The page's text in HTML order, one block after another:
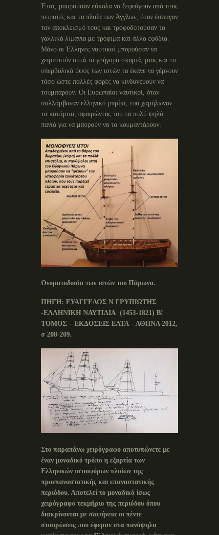
Έτσι, μπορούσαν εύκολα να ξεφεύγουν από τους
πειρατές και τα πλοία των Άγγλων, όταν έσπαγαν
τον αποκλεισμό τους και τροφοδοτούσαν τα
γαλλικά λιμάνια με τρόφιμα και άλλα εφόδια.
Μόνο οι Έλληνες ναυτικοί μπορούσαν να
χειριστούν αυτά τα γρήγορα σκαριά, μιας και το
υπερβολικό ύψος των ιστών τα έκανε να γέρνουν
τόσο ώστε πολλές φορές να κινδυνεύουν να
τουμπάρουν. Οι Ευρωπαίοι ναυτικοί, όταν
συλλάμβαναν ελληνικό μπρίκι, του χαμήλωναν
τα κατάρτια, αφαιρώντας του τα πολύ ψηλά
πανιά για να μπορούν να το κουμαντάρουν.
Ονοματοδοσία των ιστών του Πάρωνα.
ΠΗΓΗ: ΕΥΑΓΓΕΛΟΣ Ν ΓΡΥΠΙΩΤΗΣ
-ΕΛΛΗΝΙΚΗ ΝΑΥΤΙΛΙΑ (1453-1821) Β!
ΤΟΜΟΣ – ΕΚΔΟΣΕΙΣ ΕΛΤΑ – ΑΘΗΝΑ 2012,
σ 208-209.
Στο παραπάνω χειρόγραφο αποτυπώνετε με
έναν μοναδικό τρόπο η εξαρτία των
Ελληνικών ιστιοφόρων πλοίων της
προεπαναστατικής και επαναστατικής
περιόδου. Αποτελεί το μοναδικό ίσως
χειρόγραφο τεκμήριο της περιόδου όπου
διακρίνονται με σαφήνεια οι πέντε
σταυρώσεις που έφεραν στα πανύψηλα